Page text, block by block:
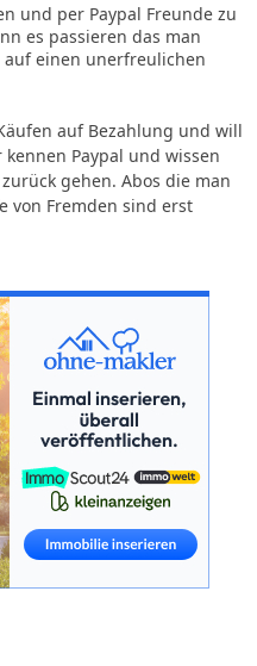
und per Paypal Freunde zu
es passieren das man
einen unerfreulichen
auf Bezahlung und will
Paypal und wissen
gehen. Abos die man
von Fremden sind erst